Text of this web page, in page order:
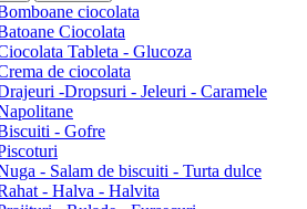
ciocolata
Ciocolata
Tableta - Glucoza
de ciocolata
-Dropsuri - Jeleuri - Caramele
- Gofre
- Salam de biscuiti - Turta dulce
- Halva - Halvita